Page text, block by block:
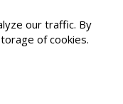
our traffic. By
of cookies.